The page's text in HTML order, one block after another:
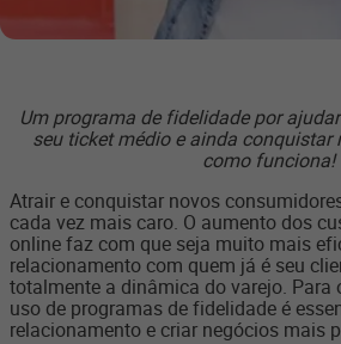
Um programa de fidelidade por
seu ticket médio e ainda conquistar
como funciona!
Atrair e conquistar novos
cada vez mais caro. O aumento dos
online faz com que seja muito mais
relacionamento com quem já é seu
totalmente a dinâmica do varejo. Para
uso de programas de fidelidade é
relacionamento e criar negócios mais